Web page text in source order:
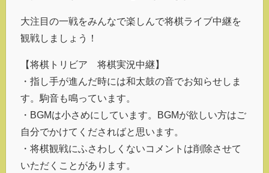
大注目の一戦をみんなで楽しんで将棋ライブ中継を
観戦しましょう！
【将棋トリビア 将棋実況中継】
・指し手が進んだ時には和太鼓の音でお知らせしま
す。駒音も鳴っています。
・BGMは小さめにしています。BGMが欲しい方はご
自分でかけてくださればと思います。
・将棋観戦にふさわしくないコメントは削除させて
いただくことがあります。